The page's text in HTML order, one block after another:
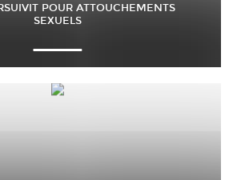
POUR ATTOUCHEMENTS
SEXUELS